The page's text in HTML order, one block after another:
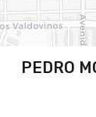
PEDRO